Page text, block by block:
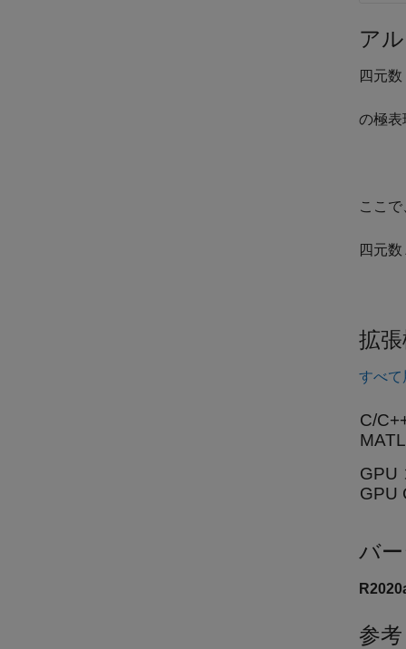
ア
四元数
の極表
ここで
四元数
拡
すべて
C/
GPU
GPU
バ
参考